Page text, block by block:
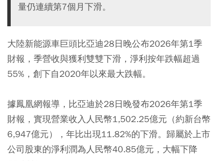
量仍連續第7個月下滑。
大陸新能源車巨頭比亞迪28日晚公布2026年第1季
財報，季營收與獲利雙雙下滑，淨利按年跌幅超過
55%，創下自2020年以來最大跌幅。
據鳳凰網報導，比亞迪於28日晚發布2026年第1季
財報，實現營業收入人民幣1,502.25億元（約新台幣
6,947億元），年比出現11.82%的下滑。歸屬於上市
公司股東的淨利潤為人民幣40.85億元，大幅下降